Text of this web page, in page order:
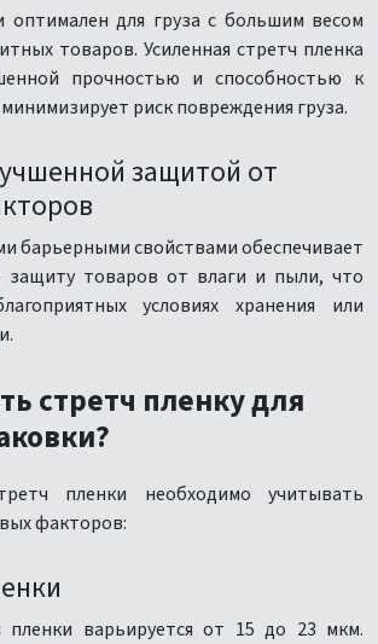
оптимален для груза с большим весом
товаров. Усиленная стретч пленка
прочностью и способностью к
риск повреждения груза.
защитой от
барьерными свойствами обеспечивает
защиту товаров от влаги и пыли, что
условиях хранения или
стретч пленку для
пленки необходимо учитывать
факторов:
пленки варьируется от 15 до 23 мкм.